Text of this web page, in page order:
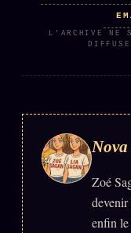
Archives
SMK
Gossip
Infofiction
Prophétie
L'ARCHIVE NE
Zoé
enfin